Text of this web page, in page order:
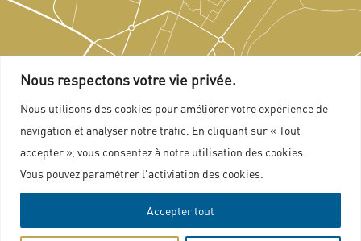
Nous respectons votre vie privée.
Nous utilisons des cookies pour améliorer votre expérience de
navigation et analyser notre trafic. En cliquant sur « Tout
accepter », vous consentez à notre utilisation des cookies.
Vous pouvez paramétrer l'activiation des cookies.
Accepter tout